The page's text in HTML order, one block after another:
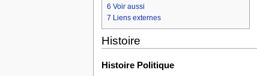
6 Voir aussi
7 Liens externes
Histoire
Histoire Politique